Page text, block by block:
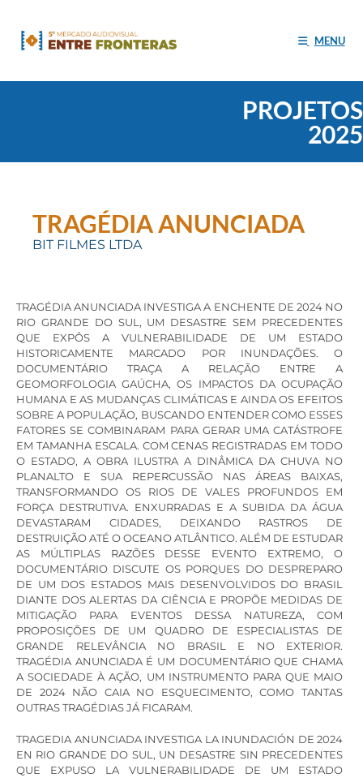
MENU
PROJETOS
2025
TRAGÉDIA ANUNCIADA
BIT FILMES LTDA
TRAGÉDIA ANUNCIADA INVESTIGA A ENCHENTE DE 2024 NO
RIO GRANDE DO SUL, UM DESASTRE SEM PRECEDENTES
QUE EXPÔS A VULNERABILIDADE DE UM ESTADO
HISTORICAMENTE MARCADO POR INUNDAÇÕES. O
DOCUMENTÁRIO TRAÇA A RELAÇÃO ENTRE A
GEOMORFOLOGIA GAÚCHA, OS IMPACTOS DA OCUPAÇÃO
HUMANA E AS MUDANÇAS CLIMÁTICAS E AINDA OS EFEITOS
SOBRE A POPULAÇÃO, BUSCANDO ENTENDER COMO ESSES
FATORES SE COMBINARAM PARA GERAR UMA CATÁSTROFE
EM TAMANHA ESCALA. COM CENAS REGISTRADAS EM TODO
O ESTADO, A OBRA ILUSTRA A DINÂMICA DA CHUVA NO
PLANALTO E SUA REPERCUSSÃO NAS ÁREAS BAIXAS,
TRANSFORMANDO OS RIOS DE VALES PROFUNDOS EM
FORÇA DESTRUTIVA. ENXURRADAS E A SUBIDA DA ÁGUA
DEVASTARAM CIDADES, DEIXANDO RASTROS DE
DESTRUIÇÃO ATÉ O OCEANO ATLÂNTICO. ALÉM DE ESTUDAR
AS MÚLTIPLAS RAZÕES DESSE EVENTO EXTREMO, O
DOCUMENTÁRIO DISCUTE OS PORQUES DO DESPREPARO
DE UM DOS ESTADOS MAIS DESENVOLVIDOS DO BRASIL
DIANTE DOS ALERTAS DA CIÊNCIA E PROPÕE MEDIDAS DE
MITIGAÇÃO PARA EVENTOS DESSA NATUREZA, COM
PROPOSIÇÕES DE UM QUADRO DE ESPECIALISTAS DE
GRANDE RELEVÂNCIA NO BRASIL E NO EXTERIOR.
TRAGÉDIA ANUNCIADA É UM DOCUMENTÁRIO QUE CHAMA
A SOCIEDADE À AÇÃO, UM INSTRUMENTO PARA QUE MAIO
DE 2024 NÃO CAIA NO ESQUECIMENTO, COMO TANTAS
OUTRAS TRAGÉDIAS JÁ FICARAM.
TRAGEDIA ANUNCIADA INVESTIGA LA INUNDACIÓN DE 2024
EN RIO GRANDE DO SUL, UN DESASTRE SIN PRECEDENTES
QUE EXPUSO LA VULNERABILIDADE DE UM ESTADO